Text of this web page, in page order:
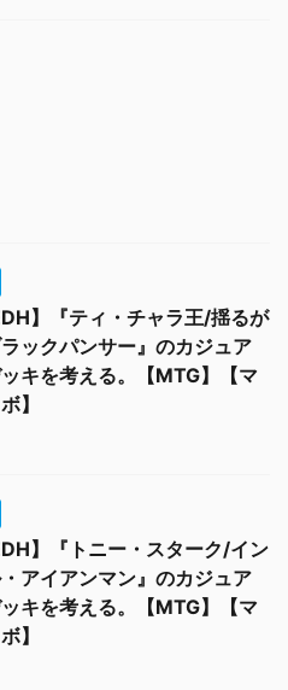
】『ティ・チャラ王/揺るが
ックパンサー』のカジュア
キを考える。【MTG】【マ
】
】『トニー・スターク/イン
アイアンマン』のカジュア
キを考える。【MTG】【マ
】